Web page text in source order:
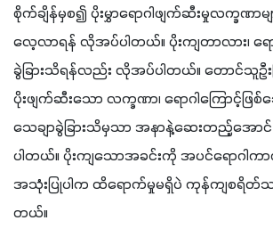
စိုက်ချိန်မှစ၍ ပိုးမွှာရောဂါဖျက်ဆီးမှုလက္ခဏာ
လေ့လာရန် လိုအပ်ပါတယ်။ ပိုးကျတာလား၊ ရေ
ခွဲခြားသိရန်လည်း လိုအပ်ပါတယ်။ တောင်သူဦးက
ပိုးဖျက်ဆီးသော လက္ခဏာ၊ ရောဂါကြောင့်ဖြ
သေချာခွဲခြားသိမှသာ အနာနဲ့ဆေးတည့်အော
ပါတယ်။ ပိုးကျသောအခင်းကို အပင်ရောဂါက
အသုံးပြုပါက ထိရောက်မှုမရှိပဲ ကုန်ကျစရိတ်သ
တယ်။